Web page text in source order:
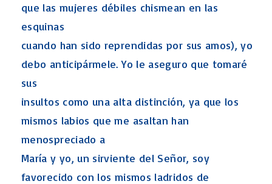
que las mujeres débiles chismean en las
esquinas
cuando han sido reprendidas por sus amos), yo
debo anticipármele. Yo le aseguro que tomaré
sus
insultos como una alta distinción, ya que los
mismos labios que me asaltan han
menospreciado a
María y yo, un sirviente del Señor, soy
favorecido con los mismos ladridos de